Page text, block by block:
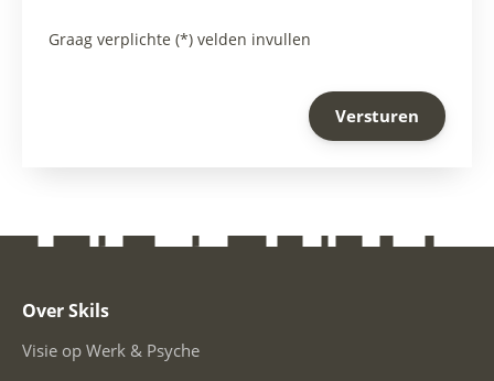
Graag verplichte (*) velden invullen
Over Skils
Visie op Werk & Psyche